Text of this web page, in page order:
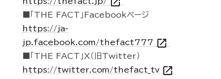
■「THE FACT」Facebookページ
https://ja-
jp.facebook.com/thefact777 open_in_new
■「THE FACT」X（旧Twitter）
https://twitter.com/thefact_tv open_in_new